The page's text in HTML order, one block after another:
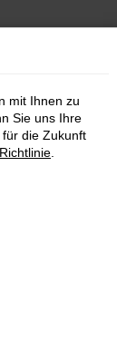
oder in
mit Ihnen zu
Sie uns Ihre
die Zukunft